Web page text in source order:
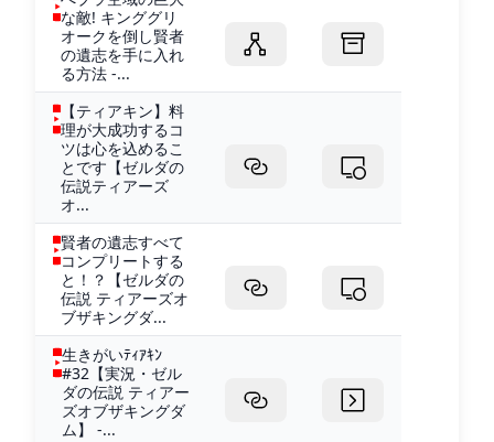
な敵! キンググリ
オークを倒し賢者
の遺志を手に入れ
る方法 -...
【ティアキン】料
理が大成功するコ
ツは心を込めるこ
とです【ゼルダの
伝説ティアーズ
オ...
賢者の遺志すべて
コンプリートする
と！？【ゼルダの
伝説 ティアーズオ
ブザキングダ...
生きがいﾃｨｱｷﾝ
#32【実況・ゼル
ダの伝説 ティアー
ズオブザキングダ
ム】 -...